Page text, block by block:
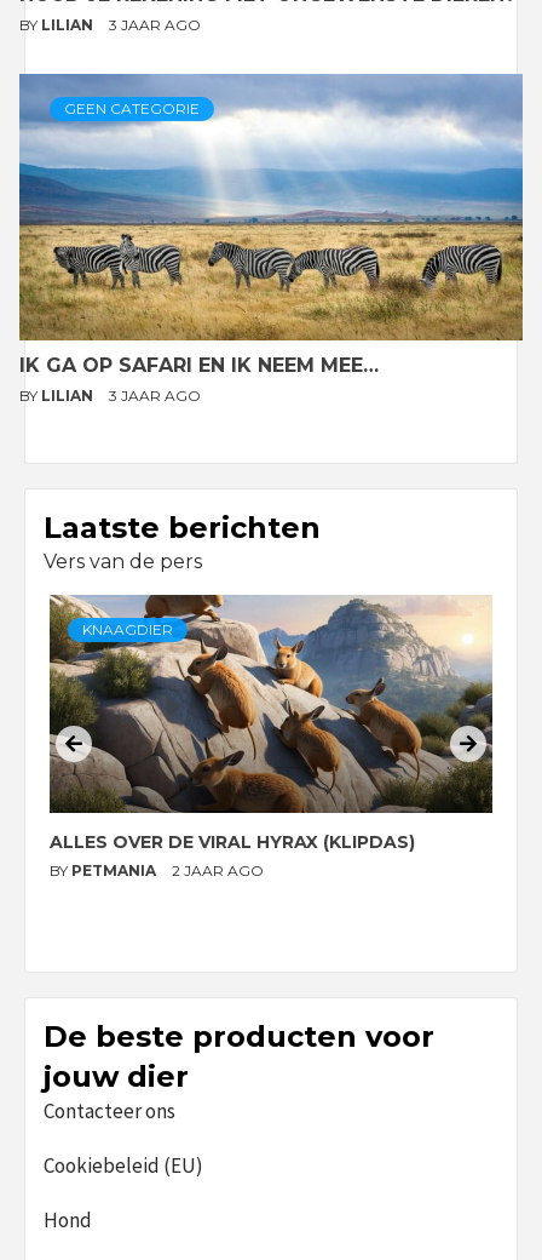
BY LILIAN 3 JAAR AGO
GEEN CATEGORIE
IK GA OP SAFARI EN IK NEEM MEE…
BY LILIAN 3 JAAR AGO
Laatste berichten
Vers van de pers
KNAAGDIER
ALLES OVER DE VIRAL HYRAX (KLIPDAS)
BY PETMANIA 2 JAAR AGO
De beste producten voor
jouw dier
Contacteer ons
Cookiebeleid (EU)
Hond